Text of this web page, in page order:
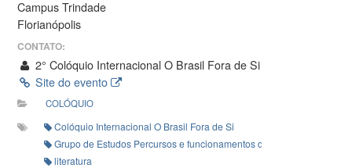
Campus Trindade
Florianópolis
CONTATO:
2° Colóquio Internacional O Brasil Fora de Si
Site do evento
COLÓQUIO
Colóquio Internacional O Brasil Fora de Si
Grupo de Estudos Percursos e funcionamentos das produções
literatura